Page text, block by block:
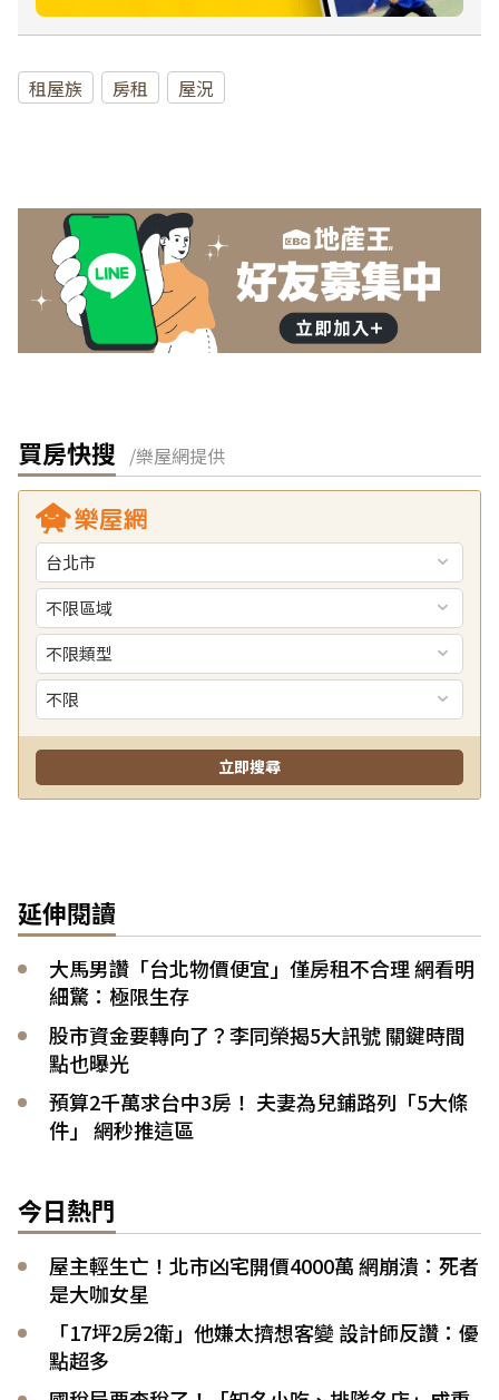
租屋族 房租 屋況
買房快搜 /樂屋網提供
延伸閱讀
大馬男讚「台北物價便宜」僅房租不合理 網看明
細驚：極限生存
股市資金要轉向了？李同榮揭5大訊號 關鍵時間
點也曝光
預算2千萬求台中3房！ 夫妻為兒鋪路列「5大條
件」 網秒推這區
今日熱門
屋主輕生亡！北市凶宅開價4000萬 網崩潰：死者
是大咖女星
「17坪2房2衛」他嫌太擠想客變 設計師反讚：優
點超多